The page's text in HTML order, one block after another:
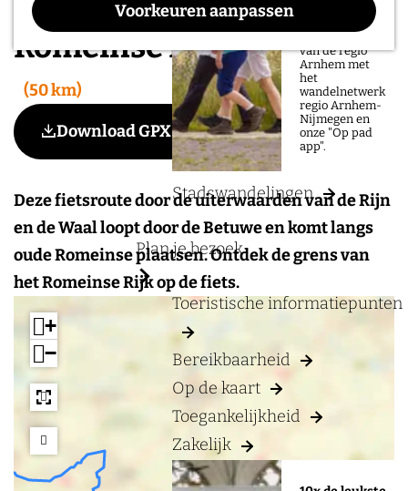
Voorkeuren aanpassen
natuur en rijke
van de regio
Arnhem met
het
wandelnetwerk
regio Arnhem-
Nijmegen en
onze "Op pad
app".
Stadswandelingen
Plan je bezoek
Toeristische informatiepunten
Bereikbaarheid
Op de kaart
Toegankelijkheid
Zakelijk
Romeinse Limes-route
50 km
Deze fietsroute door de uiterwaarden van de Rijn
en de Waal loopt door de Betuwe en komt langs
oude Romeinse plaatsen. Ontdek de grens van
het Romeinse Rijk op de fiets.
Voeg toe als favoriet
Voeg toe als favoriet
Download GPX
+
−